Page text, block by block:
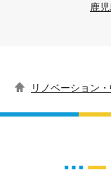
鹿
リノベーション